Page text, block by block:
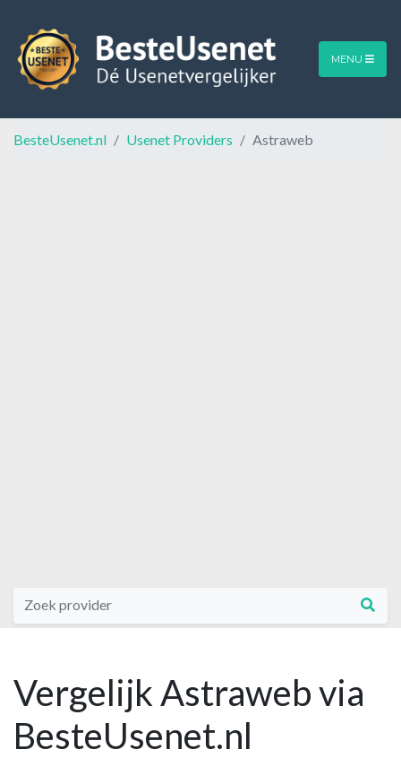
MENU
BesteUsenet.nl Usenet Providers Astraweb
Vergelijk Astraweb via
BesteUsenet.nl